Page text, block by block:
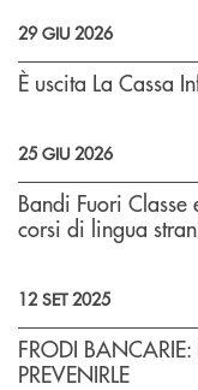
29 GIU 2026
È uscita La Cassa
25 GIU 2026
Bandi Fuori
corsi di lingua
12 SET 2025
FRODI BANCARIE:
PREVENIRLE